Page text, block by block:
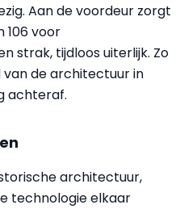
Aan de voordeur zorgt
106 voor
strak, tijdloos uiterlijk. Zo
de architectuur in
achteraf.
architectuur,
technologie elkaar